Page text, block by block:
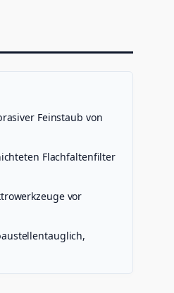
Feinstaub von
Flachfaltenfilter
vor